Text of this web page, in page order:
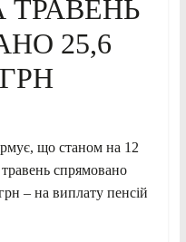
ТРАВЕНЬ
25,6
що станом на 12
спрямовано
– на виплату пенсій